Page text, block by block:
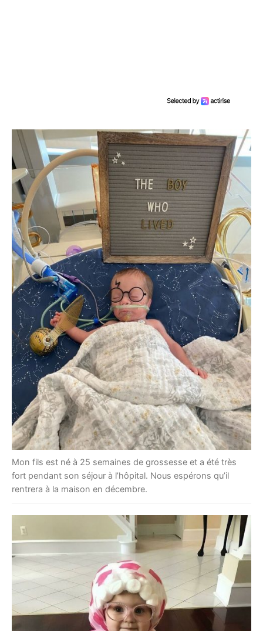
Mon fils est né à 25 semaines de grossesse et a été très
fort pendant son séjour à l’hôpital. Nous espérons qu’il
rentrera à la maison en décembre.